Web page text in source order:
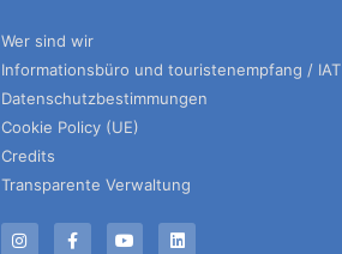
Wer sind wir
Informationsbüro und touristenempfang / IAT
Datenschutzbestimmungen
Cookie Policy (UE)
Credits
Transparente Verwaltung